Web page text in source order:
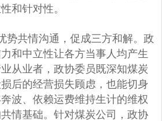
和针对性。
势共情沟通，促成三方和解。政
和中立性让各方当事人均产生
从业者，政协委员既深知煤炭
后的经营损失顾虑，也能切身
波、依赖运费维持生计的维权
情基础。针对煤炭公司，政协